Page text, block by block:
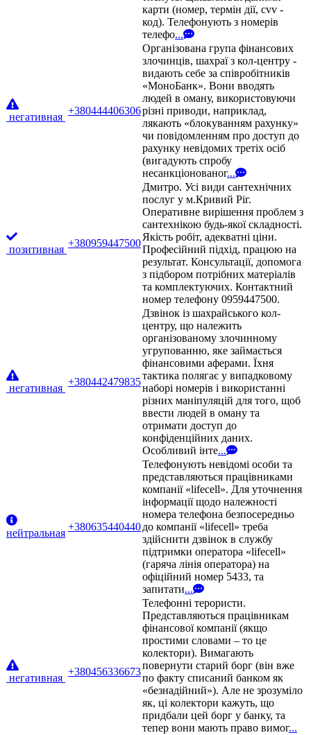
карти (номер, термін дії, cvv -
код). Телефонують з номерів
телефо...
негативная
+380444406306
Організована група фінансових
злочинців, шахраї з кол-центру -
видають себе за співробітників
«МоноБанк». Вони вводять
людей в оману, використовуючи
різні приводи, наприклад,
лякають «блокуванням рахунку»
чи повідомленням про доступ до
рахунку невідомих третіх осіб
(вигадують спробу
несанкціонованог...
позитивная
+380959447500
Дмитро. Усі види сантехнічних
послуг у м.Кривий Ріг.
Оперативне вирішення проблем з
сантехнікою будь-якої складності.
Якість робіт, адекватні ціни.
Професійний підхід, працюю на
результат. Консультації, допомога
з підбором потрібних матеріалів
та комплектуючих. Контактний
номер телефону 0959447500.
негативная
+380442479835
Дзвінок із шахрайського кол-
центру, що належить
організованому злочинному
угрупованню, яке займається
фінансовими аферами. Їхня
тактика полягає у випадковому
наборі номерів і використанні
різних маніпуляцій для того, щоб
ввести людей в оману та
отримати доступ до
конфіденційних даних.
Особливий інте...
нейтральная
+380635440440
Телефонують невідомі особи та
представляються працівниками
компанії «lifecell». Для уточнення
інформації щодо належності
номера телефона безпосередньо
до компанії «lifecell» треба
здійснити дзвінок в службу
підтримки оператора «lifecell»
(гаряча лінія оператора) на
офіційний номер 5433, та
запитати...
негативная
+380456336673
Телефонні терористи.
Представляються працівникам
фінансової компанії (якщо
простими словами – то це
колектори). Вимагають
повернути старий борг (він вже
по факту списаний банком як
«безнадійний»). Але не зрозуміло
як, ці колектори кажуть, що
придбали цей борг у банку, та
тепер вони мають право вимог...